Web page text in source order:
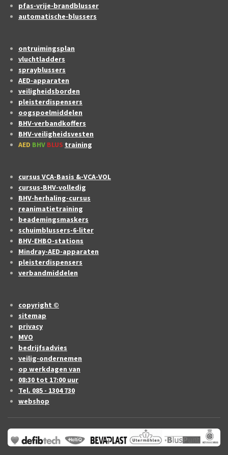
pfas-vrije-brandblusser
automatische-blussers
ontruimingsplan
vluchtladders
sprayblussers
AED-apparaten
veiligheidsborden
pleisterdispensers
oogspoelmiddelen
BHV-verbandkoffers
BHV-veiligheidsvesten
AED BHV BLUS training
cursus VCA-Basis &-VCA-VOL
cursus-BHV-volledig
BHV-herhaling-cursus
reanimatietraining
beademingsmaskers
schuimblussers-6-liter
BHV-EHBO-stations
Mindray-AED-apparaten
pleisterdispensers
verbandmiddelen
copyright ©
sitemap
privacy
MVO
bedrijfsadvies
veilig-ondernemen
op werkdagen van
08:30 tot 17:00 uur
Tel. 085 - 1304 730
webshop